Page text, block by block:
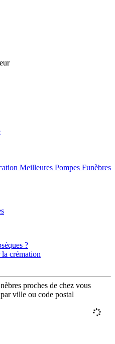
Meilleures Pompes Funèbres
?
crémation
proches de chez vous
ville ou code postal